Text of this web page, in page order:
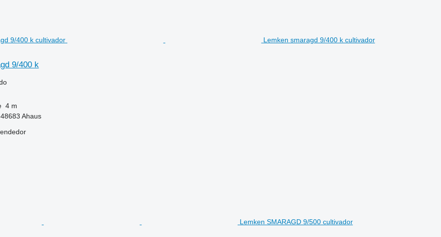
Lemken smaragd 9/400 k cultivador
9/400 k
4 m
Ahaus
Lemken SMARAGD 9/500 cultivador